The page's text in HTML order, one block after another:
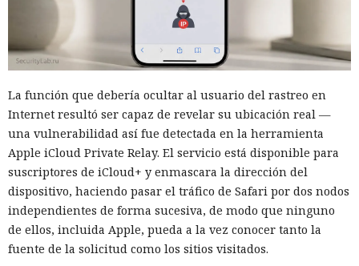
La función que debería ocultar al usuario del rastreo en
Internet resultó ser capaz de revelar su ubicación real —
una vulnerabilidad así fue detectada en la herramienta
Apple iCloud Private Relay. El servicio está disponible para
suscriptores de iCloud+ y enmascara la dirección del
dispositivo, haciendo pasar el tráfico de Safari por dos nodos
independientes de forma sucesiva, de modo que ninguno
de ellos, incluida Apple, pueda a la vez conocer tanto la
fuente de la solicitud como los sitios visitados.